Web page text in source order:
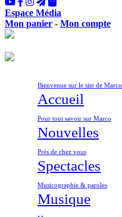
Espace Média
Mon panier - Mon compte
Bienvenue sur le site de Marco
Accueil
Pour tout savoir sur Marco
Nouvelles
Près de chez vous
Spectacles
Musicographie & paroles
Musique